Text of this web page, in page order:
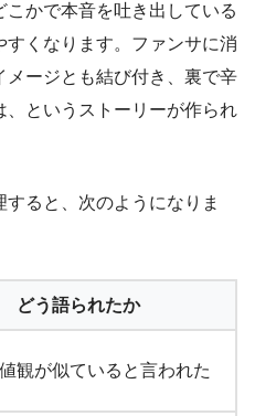
かで本音を吐き出している
くなります。ファンサに消
ージとも結び付き、裏で辛
というストーリーが作られ
ると、次のようになりま
どう語られたか
観が似ていると言われた